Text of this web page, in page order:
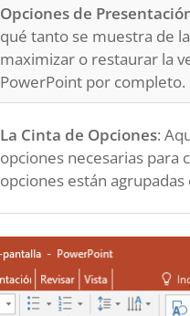
Opciones de
qué tanto se muestra de
maximizar o restaurar la
PowerPoint por completo.
La Cinta de Opciones:
opciones necesarias para
opciones están agrupadas